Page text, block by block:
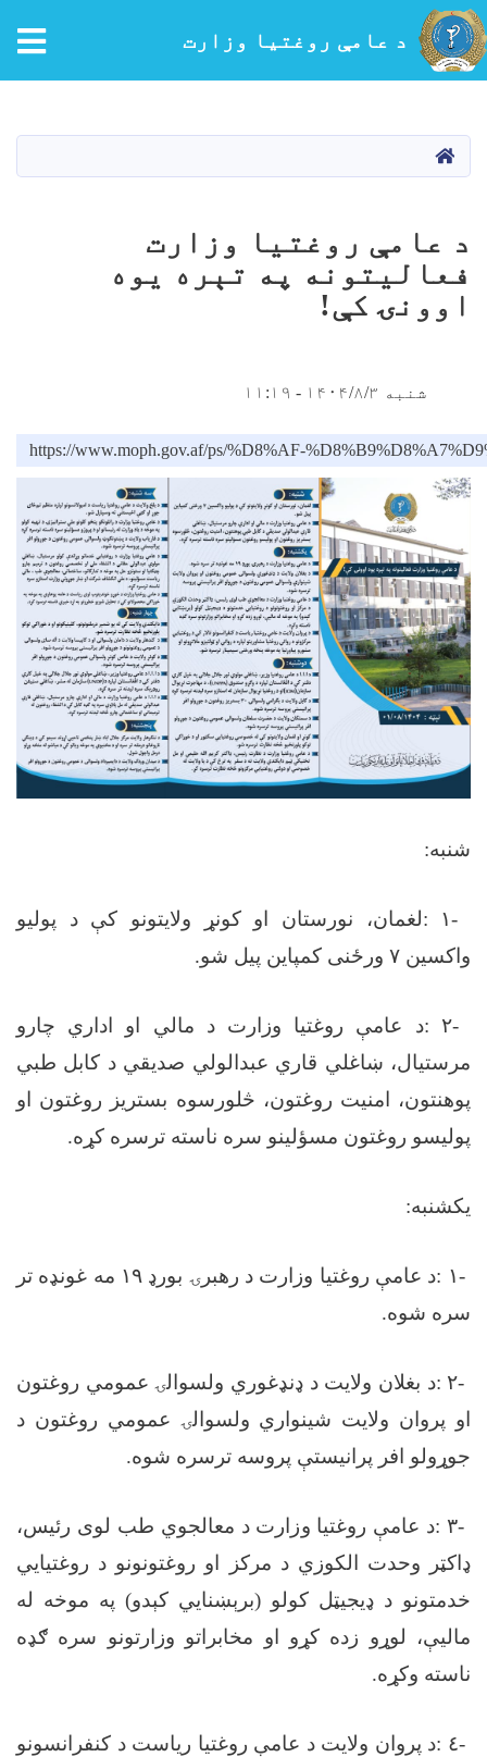
د عامې روغتیا وزارت
کور
د عامې روغتیا وزارت
فعالیتونه په تېره یوه
اوونۍ کې!
شنبه ۱۴۰۴/۸/۳ - ۱۱:۱۹
https://www.moph.gov.af/ps/%D8%AF-
شنبه:
-١ :لغمان، نورستان او کونړ ولایتونو کې د پولیو
واکسین ۷ ورځنی کمپاین پیل شو.
-٢ :د عامې روغتیا وزارت د مالي او اداري چارو
مرستیال، ښاغلي قاري عبدالولي صدیقي د کابل طبي
پوهنتون، امنیت روغتون، څلورسوه بستريز روغتون او
پولیسو روغتون مسؤلینو سره ناسته ترسره کړه.
یکشنبه:
-١ :د عامې روغتیا وزارت د رهبرۍ بورډ ۱۹ مه غونډه تر
سره شوه.
-٢ :د بغلان ولایت د ډنډغوري ولسوالۍ عمومي روغتون
او پروان ولایت شینواري ولسوالۍ عمومي روغتون د
جوړولو افر پرانیستې پروسه ترسره شوه.
-٣ :د عامې روغتیا وزارت د معالجوي طب لوی رئیس،
ډاکټر وحدت الکوزي د مرکز او روغتونونو د روغتیايي
خدمتونو د ډیجیټل کولو (برېښنايي کېدو) په موخه له
ماليې، لوړو زده کړو او مخابراتو وزارتونو سره ګډه
ناسته وکړه.
-٤ :د پروان ولایت د عامې روغتیا ریاست د کنفرانسونو